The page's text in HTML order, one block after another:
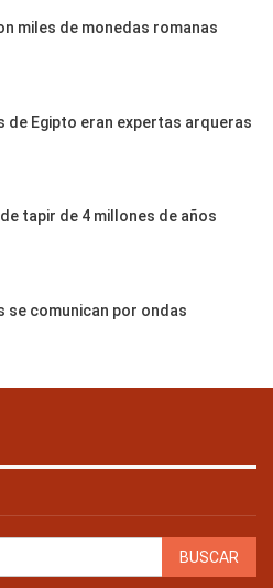
miles de monedas romanas
de Egipto eran expertas arqueras
tapir de 4 millones de años
se comunican por ondas